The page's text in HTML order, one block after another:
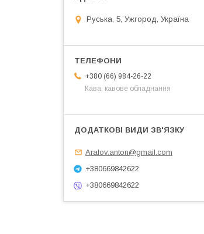
Руська, 5, Ужгород, Україна
+380 (66) 984-26-22
Кава, кавове обладнання
Aralov.anton@gmail.com
+380669842622
+380669842622